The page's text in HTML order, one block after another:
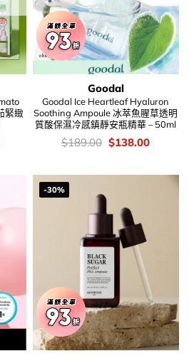
緊緻
$128.00.
Goodal
Goodal Ice Heartleaf Hyaluron
Soothing Ampoule 冰萃魚腥草透明
質酸保濕冷感鎮靜安瓶精華 – 50ml
價
$189.00 Original
$189.00.
$138.00Current
-30%